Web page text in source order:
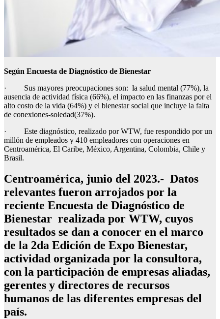
Según Encuesta de Diagnóstico de Bienestar
· Sus mayores preocupaciones son: la salud mental (77%), la
ausencia de actividad física (66%), el impacto en las finanzas por el
alto costo de la vida (64%) y el bienestar social que incluye la falta
de conexiones-soledad(37%).
· Este diagnóstico, realizado por WTW, fue respondido por un
millón de empleados y 410 empleadores con operaciones en
Centroamérica, El Caribe, México, Argentina, Colombia, Chile y
Brasil.
Centroamérica, junio del 2023.- Datos
relevantes fueron arrojados por la
reciente Encuesta de Diagnóstico de
Bienestar realizada por WTW, cuyos
resultados se dan a conocer en el marco
de la 2da Edición de Expo Bienestar,
actividad organizada por la consultora,
con la participación de empresas aliadas,
gerentes y directores de recursos
humanos de las diferentes empresas del
país.